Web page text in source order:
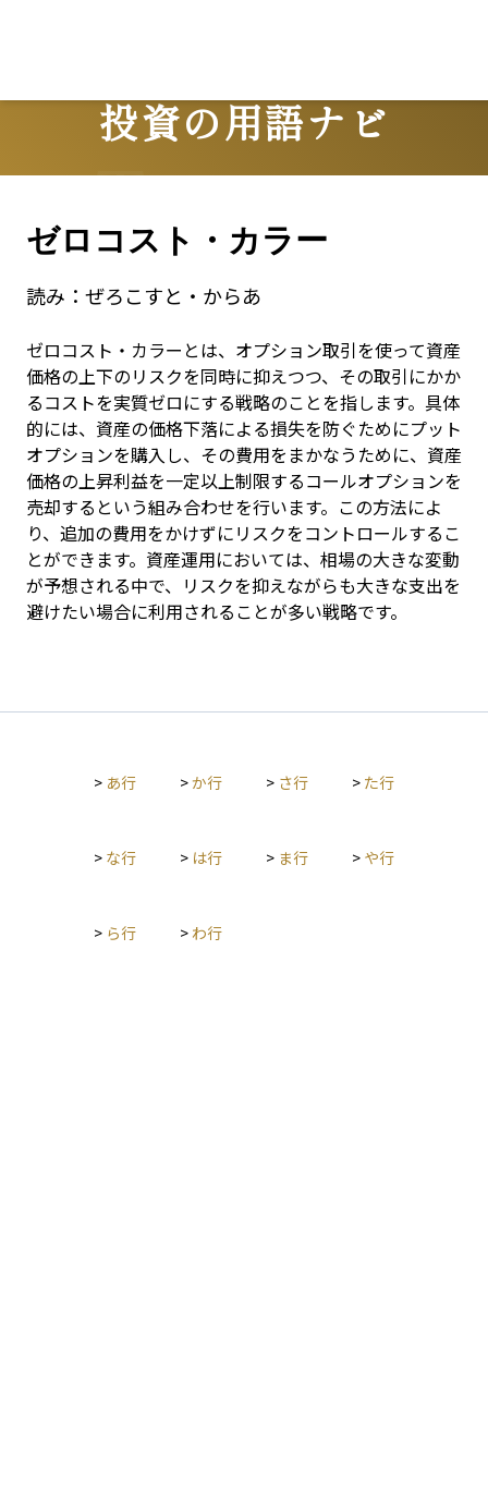
投資の用語ナビ
Terms
ゼロコスト・カラー
読み： ぜろこすと・からあ
ゼロコスト・カラーとは、オプション取引を使って資産
価格の上下のリスクを同時に抑えつつ、その取引にかか
るコストを実質ゼロにする戦略のことを指します。具体
的には、資産の価格下落による損失を防ぐためにプット
オプションを購入し、その費用をまかなうために、資産
価格の上昇利益を一定以上制限するコールオプションを
売却するという組み合わせを行います。この方法によ
り、追加の費用をかけずにリスクをコントロールするこ
とができます。資産運用においては、相場の大きな変動
が予想される中で、リスクを抑えながらも大きな支出を
避けたい場合に利用されることが多い戦略です。
> あ行 >か行 > さ行 > た行
> な行 > は行 > ま行 > や行
> ら行 > わ行